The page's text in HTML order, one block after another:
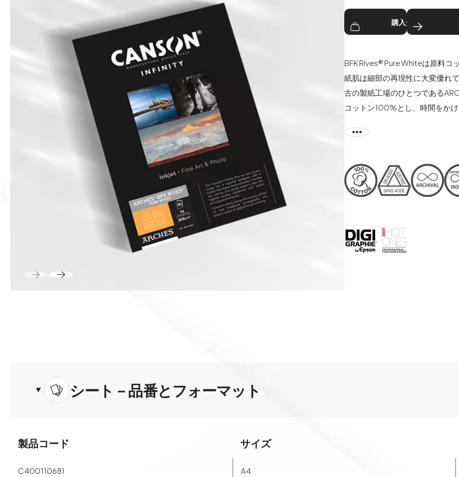
BFK Rives® Pure Whiteは原料
紙肌は細部の再現性に大変優れ
古の製紙工場のひとつである
コットン100%とし、時間をか
独自のインク受容層が、素晴ら
出すことを可能にします。
最高級版画用紙であるBFK
ド・オープンエディションに関
シート－品番とフォーマット
製品コード サイズ
C400110681 A4